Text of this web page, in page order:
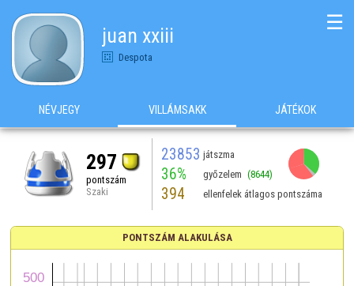
juan xxiii
Despota
☰
NÉVJEGY VILLÁMSAKK JÁTÉKOK
297
pontszám
Szaki
23853 játszma
36% győzelem (8644)
394 ellenfelek átlagos pontszáma
PONTSZÁM ALAKULÁSA